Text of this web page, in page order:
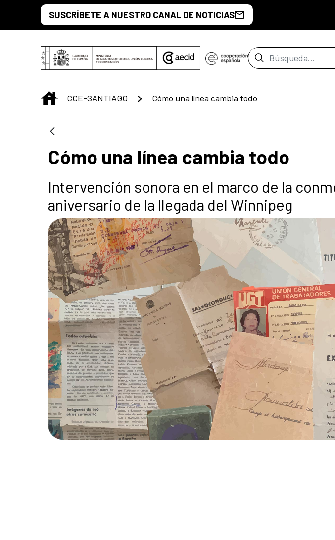
Saltar al contenido principal
SUSCRÍBETE A NUESTRO CANAL DE NOTICIAS
Barra de
INICIO
CCE-SANTIAGO Cómo una línea cambia todo
Cómo una línea cambia todo
Intervención sonora en el marco de la
aniversario de la llegada del Winnipeg